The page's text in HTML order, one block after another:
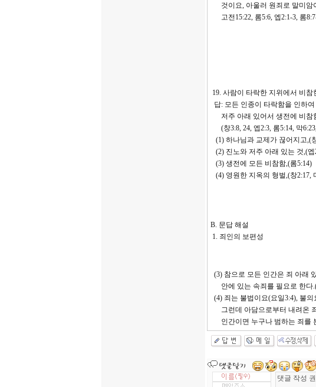
것이요, 아울러 원죄로 말미암
고전15:22, 롬5:6, 엡2:1-3, 롬
19. 사람이 타락한 지위에서 비참
답: 모든 인종이 타락함을 인하
저주 아래 있어서 생전에 비참
(창3:8, 24, 엡2:3, 롬5:14, 막
(1) 하나님과 교제가 끊어지고,(
(2) 진노와 저주 아래 있는 것,(엡
(3) 생전에 모든 비참함,(롬5:14)
(4) 영원한 지옥의 형벌,(창2:17,
B. 문답 해설
1. 죄인의 보편성
(3) 참으로 모든 인간은 죄 아래
안에 있는 속죄를 필요로 한다.(
(4) 죄는 불법이요(요일3:4), 불
그런데 아담으로부터 내려온
인간이면 누구나 범하는 죄를